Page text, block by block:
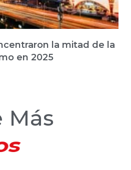
la mitad de la
en 2025
Más